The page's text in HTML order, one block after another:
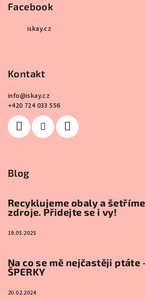
Facebook
iskay.cz
Kontakt
info@iskay.cz
+420 724 033 556
Blog
Recyklujeme obaly a
zdroje. Přidejte se i vy!
19.05.2025
Na co se mě nejčastěji ptáte
ŠPERKY
20.02.2024